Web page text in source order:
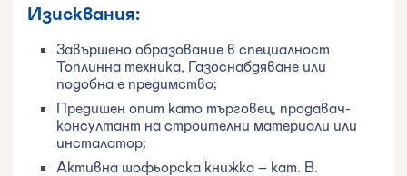
Изисквания:
Завършено образование в специалност
Топлинна техника, Газоснабдяване или
подобна е предимство;
Предишен опит като търговец, продавач-
консултант на строителни материали или
инсталатор;
Активна шофьорска книжка – кат. В.